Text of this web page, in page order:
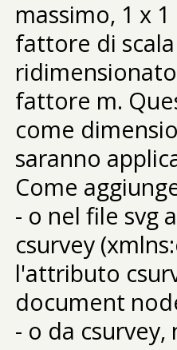
massimo, 1 x
fattore di
fattore m.
come
saranno
Come
- o nel file svg
csurvey
l'attributo
document
- o da